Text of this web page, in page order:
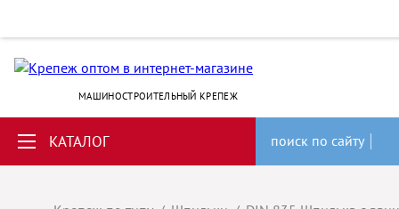
МАШИНОСТРОИТЕЛЬНЫЙ КРЕПЕЖ
КАТАЛОГ поиск по сайту